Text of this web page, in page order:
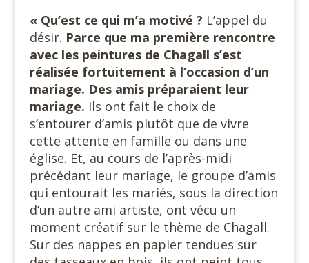
« Qu’est ce qui m’a motivé ? L’appel du
désir. Parce que ma première rencontre
avec les peintures de Chagall s’est
réalisée fortuitement à l’occasion d’un
mariage. Des amis préparaient leur
mariage. Ils ont fait le choix de
s’entourer d’amis plutôt que de vivre
cette attente en famille ou dans une
église. Et, au cours de l’après-midi
précédant leur mariage, le groupe d’amis
qui entourait les mariés, sous la direction
d’un autre ami artiste, ont vécu un
moment créatif sur le thème de Chagall.
Sur des nappes en papier tendues sur